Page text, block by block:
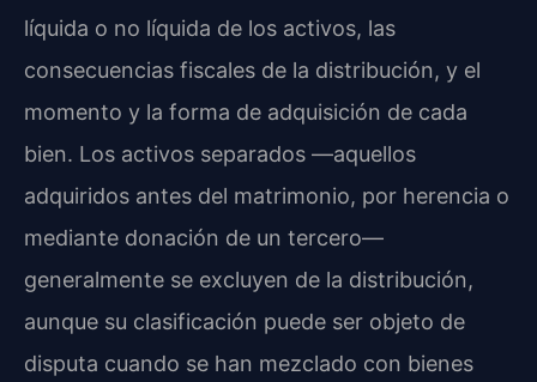
líquida o no líquida de los activos, las
consecuencias fiscales de la distribución, y el
momento y la forma de adquisición de cada
bien. Los activos separados —aquellos
adquiridos antes del matrimonio, por herencia o
mediante donación de un tercero—
generalmente se excluyen de la distribución,
aunque su clasificación puede ser objeto de
disputa cuando se han mezclado con bienes